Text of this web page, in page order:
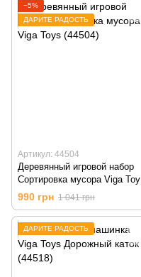
−5%
ДАРИТЕ РАДОСТЬ
Артикул: 44504
Деревянный игровой набор
Сортировка мусора Viga Toys
(44504)
990 грн 1 041 грн
ДАРИТЕ РАДОСТЬ